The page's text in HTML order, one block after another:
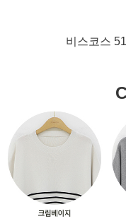
비스코스